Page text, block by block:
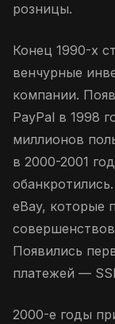
розницы.
Конец 1990-х
венчурные
компании.
PayPal в 1998
миллионов
в 2000-2001
eBay, которые
Появились
платежей —
2000-е годы